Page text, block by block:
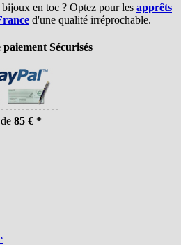
en toc ? Optez pour les apprêts
d'une qualité irréprochable.
paiement Sécurisés
85 € *